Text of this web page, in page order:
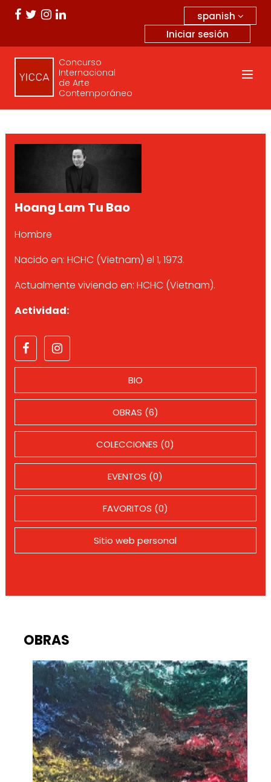
spanish
Iniciar sesión
Concurso
Internacional
de Arte
Contemporáneo
Hoang Lam Tu Bao
Hombre
Nacido en: HCHC (Vietnam) el 1, 1973.
Actualmente viviendo en: HCHC (Vietnam).
Actividad:
BIO
OBRAS (6)
COLECCIONES (0)
EVENTOS (0)
FAVORITOS (0)
Sitio web personal
OBRAS